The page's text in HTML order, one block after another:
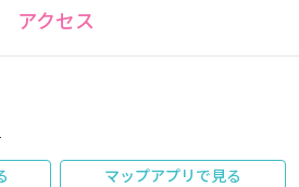
アクセス
マップアプリで見る